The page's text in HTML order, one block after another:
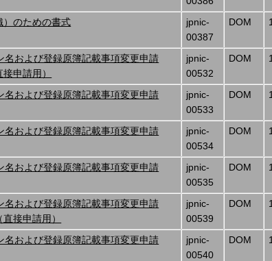
）のための書式
jpnic-
00387
DOM
名および登録原簿記載事項変更申請
申請用）
jpnic-
00532
DOM
名および登録原簿記載事項変更申請
jpnic-
00533
DOM
名および登録原簿記載事項変更申請
jpnic-
00534
DOM
名および登録原簿記載事項変更申請
jpnic-
00535
DOM
名および登録原簿記載事項変更申請
接申請用）
jpnic-
00539
DOM
名および登録原簿記載事項変更申請
jpnic-
00540
DOM